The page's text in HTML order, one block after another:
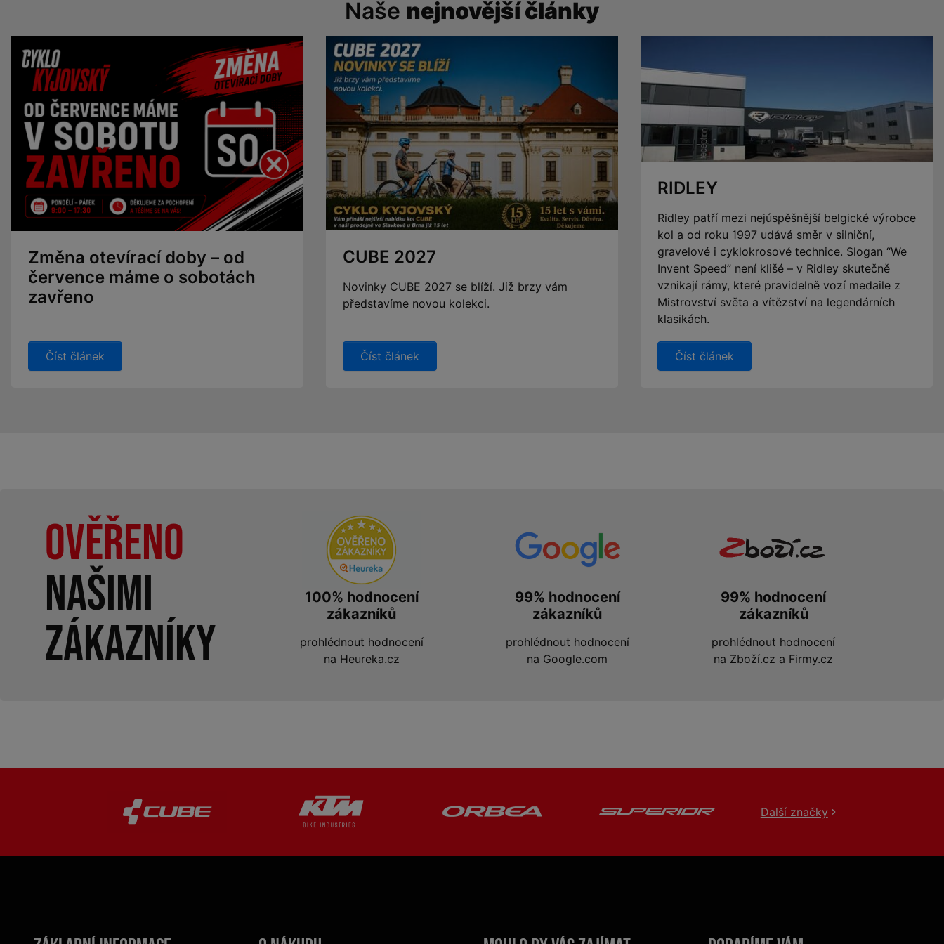
Naše nejnovější články
Změna otevírací doby – od
července máme o sobotách
zavřeno
Číst článek
CUBE 2027
Novinky CUBE 2027 se blíží. Již brzy vám
představíme novou kolekci.
Číst článek
RIDLEY
Ridley patří mezi nejúspěšnější belgické výrobce
kol a od roku 1997 udává směr v silniční,
gravelové i cyklokrosové technice. Slogan “We
Invent Speed” není klišé – v Ridley skutečně
vznikají rámy, které pravidelně vozí medaile z
Mistrovství světa a vítězství na legendárních
klasikách.
Číst článek
Ověřeno
našimi
zákazníky
100% hodnocení
zákazníků
prohlédnout hodnocení
na Heureka.cz
99% hodnocení
zákazníků
prohlédnout hodnocení
na Google.com
99% hodnocení
zákazníků
prohlédnout hodnocení
na Zboží.cz a Firmy.cz
Další značky